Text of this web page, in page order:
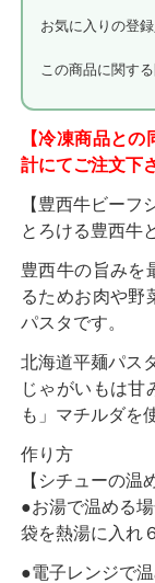
お気に入りの登
この商品に関す
【冷凍商品と
計にてご注文下
【豊西牛ビーフ
とろける豊西牛
豊西牛の旨みを
るためお肉や野
パスタです。
北海道平麺パス
じゃがいもは甘
も」マチルダを
作り方
【シチューの温
●お湯で温める
袋を熱湯に入れ
●電子レンジで